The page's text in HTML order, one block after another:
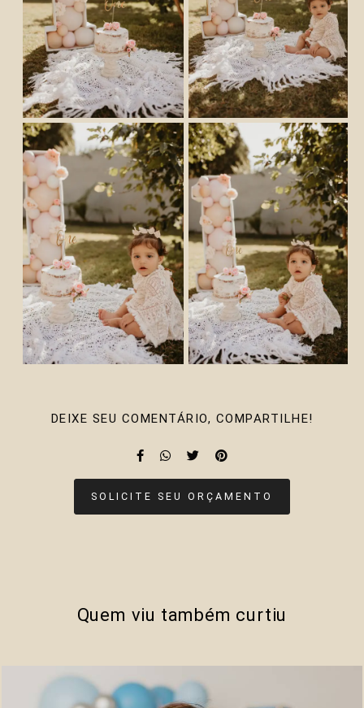
DEIXE SEU COMENTÁRIO, COMPARTILHE!
SOLICITE SEU ORÇAMENTO
Quem viu também curtiu